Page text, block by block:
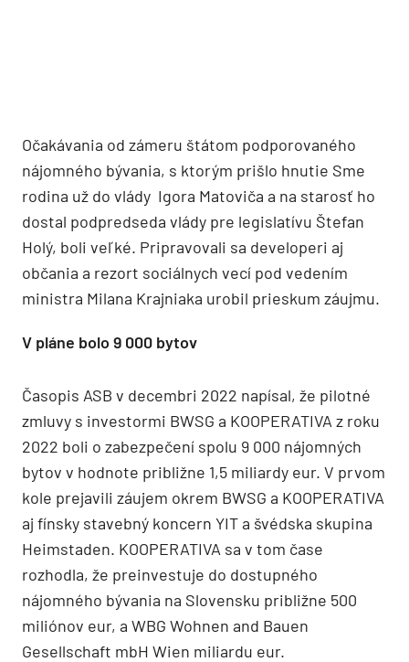
Očakávania od zámeru štátom podporovaného
nájomného bývania, s ktorým prišlo hnutie Sme
rodina už do vlády Igora Matoviča a na starosť ho
dostal podpredseda vlády pre legislatívu Štefan
Holý, boli veľké. Pripravovali sa developeri aj
občania a rezort sociálnych vecí pod vedením
ministra Milana Krajniaka urobil prieskum záujmu.
V pláne bolo 9 000 bytov
Časopis ASB v decembri 2022 napísal, že pilotné
zmluvy s investormi BWSG a KOOPERATIVA z roku
2022 boli o zabezpečení spolu 9 000 nájomných
bytov v hodnote približne 1,5 miliardy eur. V prvom
kole prejavili záujem okrem BWSG a KOOPERATIVA
aj fínsky stavebný koncern YIT a švédska skupina
Heimstaden. KOOPERATIVA sa v tom čase
rozhodla, že preinvestuje do dostupného
nájomného bývania na Slovensku približne 500
miliónov eur, a WBG Wohnen and Bauen
Gesellschaft mbH Wien miliardu eur.